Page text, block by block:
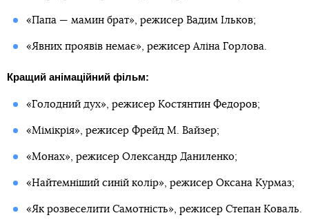
«Папа — мамин брат», режисер Вадим Ільков;
«Явних проявів немає», режисер Аліна Горлова.
Кращий анімаційний фільм:
«Голодний дух», режисер Костянтин Федоров;
«Мімікрія», режисер Фрейд М. Вайзер;
«Монах», режисер Олександр Даниленко;
«Найтемніший синій колір», режисер Оксана Курмаз;
«Як розвеселити Самотність», режисер Степан Коваль.